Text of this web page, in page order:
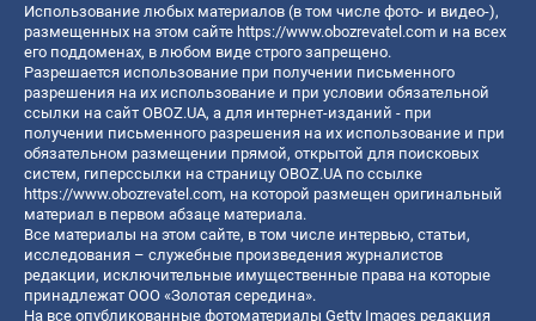
Использование любых материалов (в том числе фото- и видео-),
размещенных на этом сайте https://www.obozrevatel.com и на всех
его поддоменах, в любом виде строго запрещено.
Разрешается использование при получении письменного
разрешения на их использование и при условии обязательной
ссылки на сайт OBOZ.UA, а для интернет-изданий - при
получении письменного разрешения на их использование и при
обязательном размещении прямой, открытой для поисковых
систем, гиперссылки на страницу OBOZ.UA по ссылке
https://www.obozrevatel.com, на которой размещен оригинальный
материал в первом абзаце материала.
Все материалы на этом сайте, в том числе интервью, статьи,
исследования – служебные произведения журналистов
редакции, исключительные имущественные права на которые
принадлежат ООО «Золотая середина».
На все опубликованные фотоматериалы Getty Images редакция